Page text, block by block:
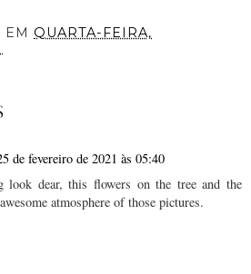
EM QUARTA-FEIRA,
de fevereiro de 2021 às 05:40
look dear, this flowers on the tree and the
atmosphere of those pictures.